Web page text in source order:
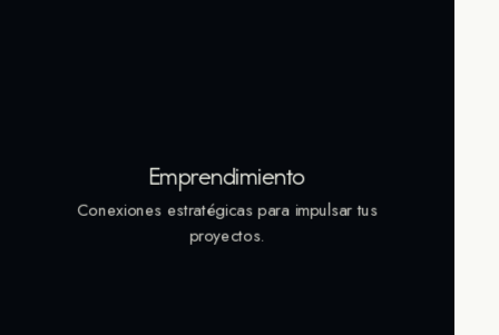
Emprendimiento
Conexiones estratégicas para impulsar tus
proyectos.